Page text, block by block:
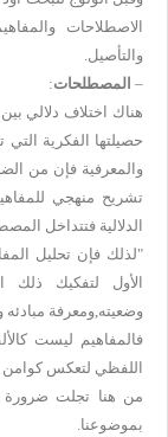
الاصطلاحات
والتأصيل.
– المصطلحات:
هناك اختلاف دلالي
حصيلتها الفكرية
والمعرفية فإن من
تشريح منهجي
الدلالية فتتداخل
"لذلك فإن تحليل
الأول لتفكيك
وضعيته,ومعرفة
فالمفاهيم ليست
اللفظي لتعكس كوامن
من هنا تجلت ضرورة
بموضوعنا.